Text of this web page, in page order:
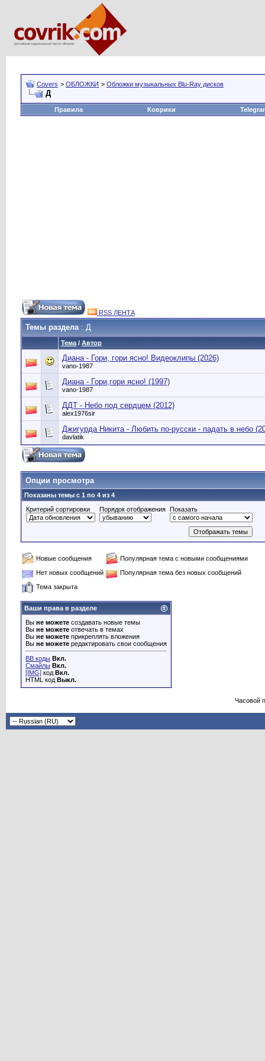
Covers > ОБЛОЖКИ > Обложки музыкальных Blu-Ray дисков
Д
Правила Коврики
RSS ЛЕНТА
Темы раздела: Д
Тема / Автор
Диана - Гори, гори ясно! Видеоклипы (2026)
vano-1987
Диана - Гори,гори ясно! (1997)
vano-1987
ДДТ - Небо под сердцем (2012)
alex1976sir
Джигурда Никита - Любить по-русски - падать в небо
davlatik
Опции просмотра
Показаны темы с 1 по 4 из 4
Критерий сортировки
Порядок отображения Показать
Новые сообщения
Популярная тема с новыми сообщениями
Нет новых сообщений
Популярная тема без новых сообщений
Тема закрыта
Ваши права в разделе
Вы не можете создавать новые темы
Вы не можете отвечать в темах
Вы не можете прикреплять вложения
Вы не можете редактировать свои сообщения
BB коды Вкл.
Смайлы Вкл.
[IMG] код Вкл.
HTML код Выкл.
Часовой